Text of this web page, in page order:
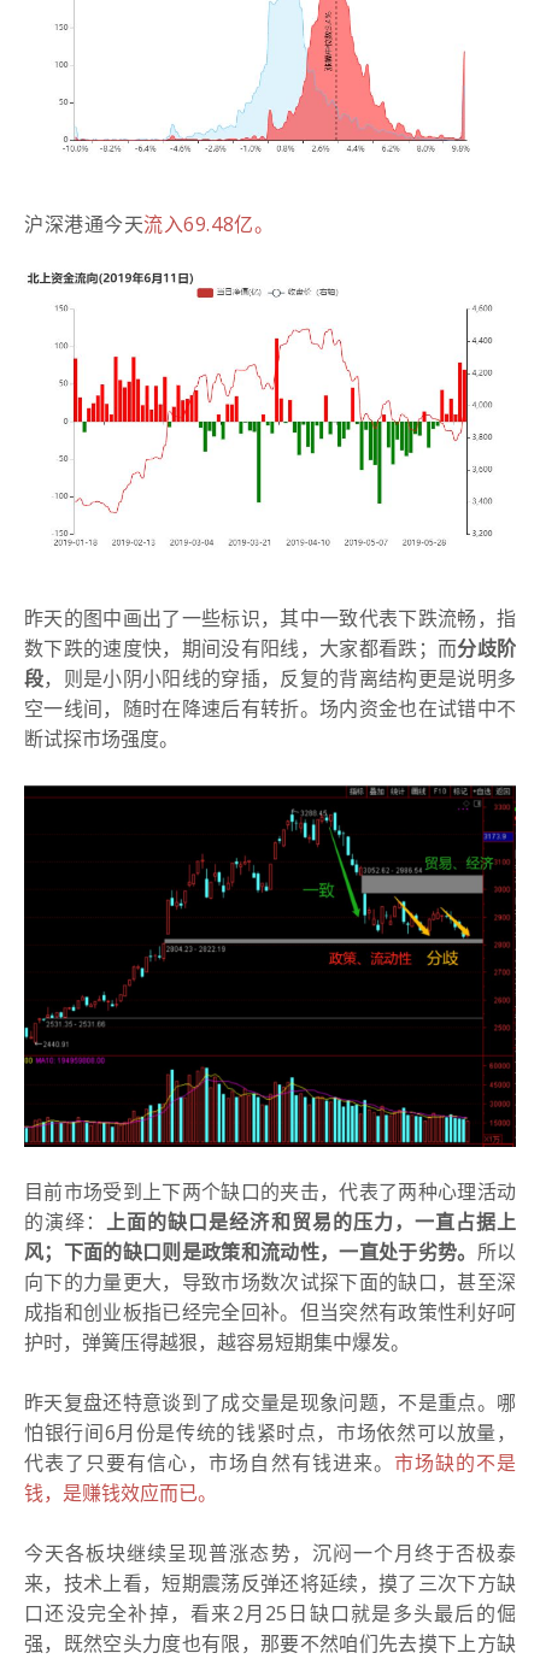
沪深港通今天流入69.48亿。
昨天的图中画出了一些标识，其中一致代表下跌流畅，指
数下跌的速度快，期间没有阳线，大家都看跌；而分歧阶
段，则是小阴小阳线的穿插，反复的背离结构更是说明多
空一线间，随时在降速后有转折。场内资金也在试错中不
断试探市场强度。
目前市场受到上下两个缺口的夹击，代表了两种心理活动
的演绎：上面的缺口是经济和贸易的压力，一直占据上
风；下面的缺口则是政策和流动性，一直处于劣势。 所以
向下的力量更大，导致市场数次试探下面的缺口，甚至深
成指和创业板指已经完全回补。但当突然有政策性利好呵
护时，弹簧压得越狠，越容易短期集中爆发。
昨天复盘还特意谈到了成交量是现象问题，不是重点。哪
怕银行间6月份是传统的钱紧时点，市场依然可以放量，
代表了只要有信心，市场自然有钱进来。 市场缺的不是
钱，是赚钱效应而已。
今天各板块继续呈现普涨态势，沉闷一个月终于否极泰
来，技术上看，短期震荡反弹还将延续，摸了三次下方缺
口还没完全补掉，看来2月25日缺口就是多头最后的倔
强，既然空头力度也有限，那要不然咱们先去摸下上方缺